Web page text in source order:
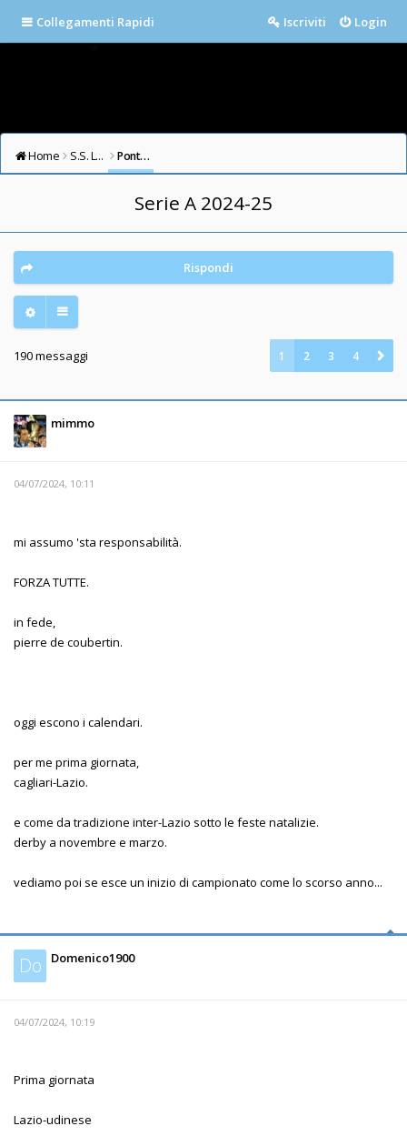
Collegamenti Rapidi Login
Iscriviti
Home S.S. LAZIO FORUM Ponte Milvio
Serie A 2024-25
Rispondi
190 messaggi 1 2 3 4
mimmo
04/07/2024, 10:11
mi assumo 'sta responsabilità.
FORZA TUTTE.
in fede,
pierre de coubertin.
oggi escono i calendari.
per me prima giornata,
cagliari-Lazio.
e come da tradizione inter-Lazio sotto le feste natalizie.
derby a novembre e marzo.
vediamo poi se esce un inizio di campionato come lo scorso anno...
Do Domenico1900
04/07/2024, 10:19
Prima giornata
Lazio-udinese